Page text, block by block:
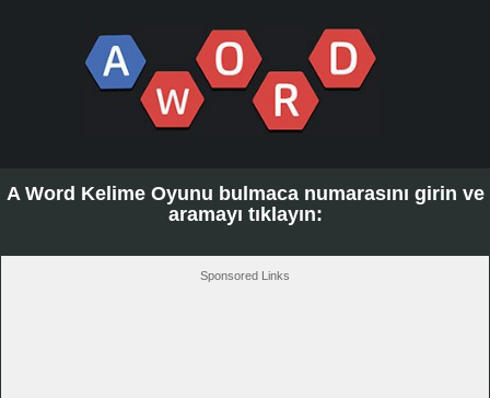
A Word Kelime Oyunu bulmaca numarasını girin ve
aramayı tıklayın:
Sponsored Links